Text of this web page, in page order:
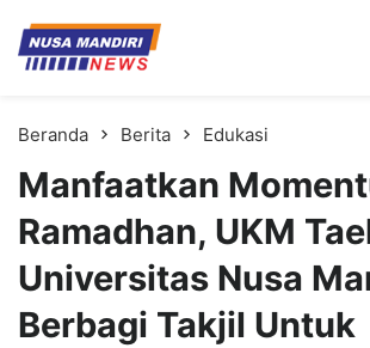
Kampus Digital Bisnis
Universitas Nusa Mandiri
Beranda Berita Edukasi
Manfaatkan
Ramadhan, UKM
Universitas Nusa
Berbagi Takjil Untuk